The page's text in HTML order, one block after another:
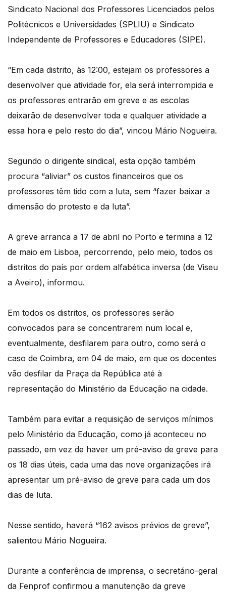
Sindicato Nacional dos Professores Licenciados pelos
Politécnicos e Universidades (SPLIU) e Sindicato
Independente de Professores e Educadores (SIPE).
“Em cada distrito, às 12:00, estejam os professores a
desenvolver que atividade for, ela será interrompida e
os professores entrarão em greve e as escolas
deixarão de desenvolver toda e qualquer atividade a
essa hora e pelo resto do dia”, vincou Mário Nogueira.
Segundo o dirigente sindical, esta opção também
procura “aliviar” os custos financeiros que os
professores têm tido com a luta, sem “fazer baixar a
dimensão do protesto e da luta”.
A greve arranca a 17 de abril no Porto e termina a 12
de maio em Lisboa, percorrendo, pelo meio, todos os
distritos do país por ordem alfabética inversa (de Viseu
a Aveiro), informou.
Em todos os distritos, os professores serão
convocados para se concentrarem num local e,
eventualmente, desfilarem para outro, como será o
caso de Coimbra, em 04 de maio, em que os docentes
vão desfilar da Praça da República até à
representação do Ministério da Educação na cidade.
Também para evitar a requisição de serviços mínimos
pelo Ministério da Educação, como já aconteceu no
passado, em vez de haver um pré-aviso de greve para
os 18 dias úteis, cada uma das nove organizações irá
apresentar um pré-aviso de greve para cada um dos
dias de luta.
Nesse sentido, haverá “162 avisos prévios de greve”,
salientou Mário Nogueira.
Durante a conferência de imprensa, o secretário-geral
da Fenprof confirmou a manutenção da greve